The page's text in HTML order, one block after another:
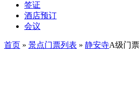
签证
酒店预订
会议
首页 » 景点门票列表 » 静安寺A级门票